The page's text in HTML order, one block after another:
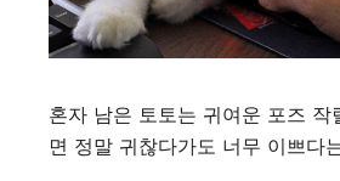
혼자 남은 토토는 귀여운 포즈 작
면 정말 귀찮다가도 너무 이쁘다